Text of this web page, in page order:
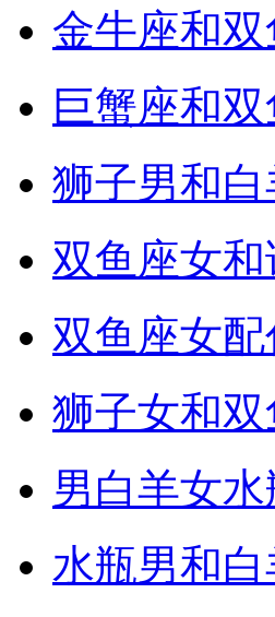
金牛座和
巨蟹座和
狮子男和
双鱼座女
双鱼座女
狮子女和
男白羊女
水瓶男和